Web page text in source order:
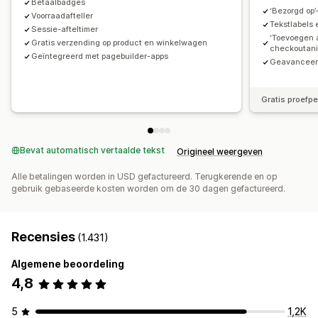
Analytics
A/B-testen
Doorklikpercentages
Conversiepercentages
Funnelprestaties
Betaalbadges
Voorraadafteller
Sessie-afteltimer
Gratis verzending op product en winkelwagen
Geïntegreerd met pagebuilder-apps
‘Bezorgd
Tekstlabels
Gratis
Bevat automatisch vertaalde tekst Origineel weergeven
Alle betalingen worden in USD gefactureerd. Terugkerende en op
gebruik gebaseerde kosten worden om de 30 dagen gefactureerd.
Recensies (1.431)
Algemene beoordeling
4,8
5 1,2K